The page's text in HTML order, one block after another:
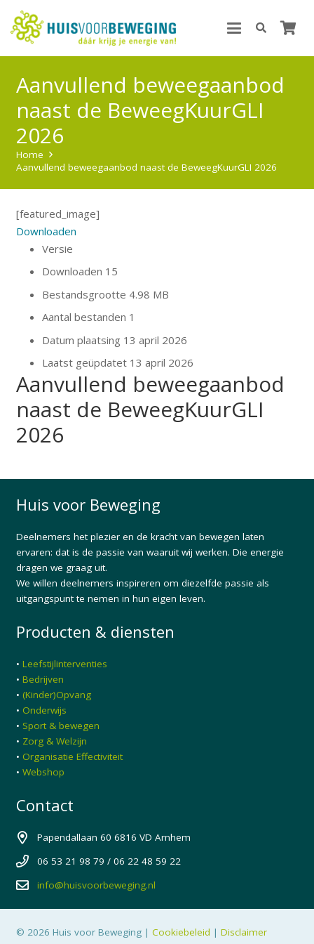
Aanvullend beweegaanbod
naast de BeweegKuurGLI
2026
Home
Aanvullend beweegaanbod naast de BeweegKuurGLI 2026
[featured_image]
Downloaden
Versie
Downloaden 15
Bestandsgrootte 4.98 MB
Aantal bestanden 1
Datum plaatsing 13 april 2026
Laatst geüpdatet 13 april 2026
Aanvullend beweegaanbod
naast de BeweegKuurGLI
2026
Huis voor Beweging
Deelnemers het plezier en de kracht van bewegen laten
ervaren: dat is de passie van waaruit wij werken. Die energie
dragen we graag uit.
We willen deelnemers inspireren om diezelfde passie als
uitgangspunt te nemen in hun eigen leven.
Producten & diensten
• Leefstijlinterventies
• Bedrijven
• (Kinder)Opvang
• Onderwijs
• Sport & bewegen
• Zorg & Welzijn
• Organisatie Effectiviteit
• Webshop
Contact
Papendallaan 60 6816 VD Arnhem
06 53 21 98 79 / 06 22 48 59 22
info@huisvoorbeweging.nl
© 2026 Huis voor Beweging | Cookiebeleid | Disclaimer